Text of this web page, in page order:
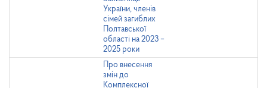
України, членів
сімей загиблих
Полтавської
області на 2023 –
2025 роки
Про внесення
змін до
Комплексної